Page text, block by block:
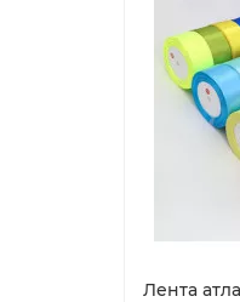
Лента